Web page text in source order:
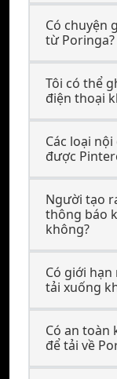
Có chuyện
từ Poringa?
Tôi có thể
điện thoại
Các loại
được
Người tạo
thông báo
không?
Có giới
tải xuống
Có an toàn
để tải về